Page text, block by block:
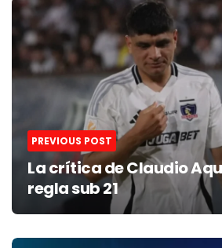
navigation
PREVIOUS POST
La crítica de Claudio
regla sub 21